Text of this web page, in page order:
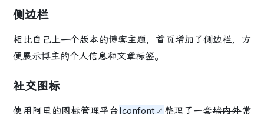
侧边栏
相比自己上一个版本的博客主题，首页增加了侧边栏，方
便展示博主的个人信息和文章标签。
社交图标
使用阿里的图标管理平台 Iconfont 整理了一套墙内外常